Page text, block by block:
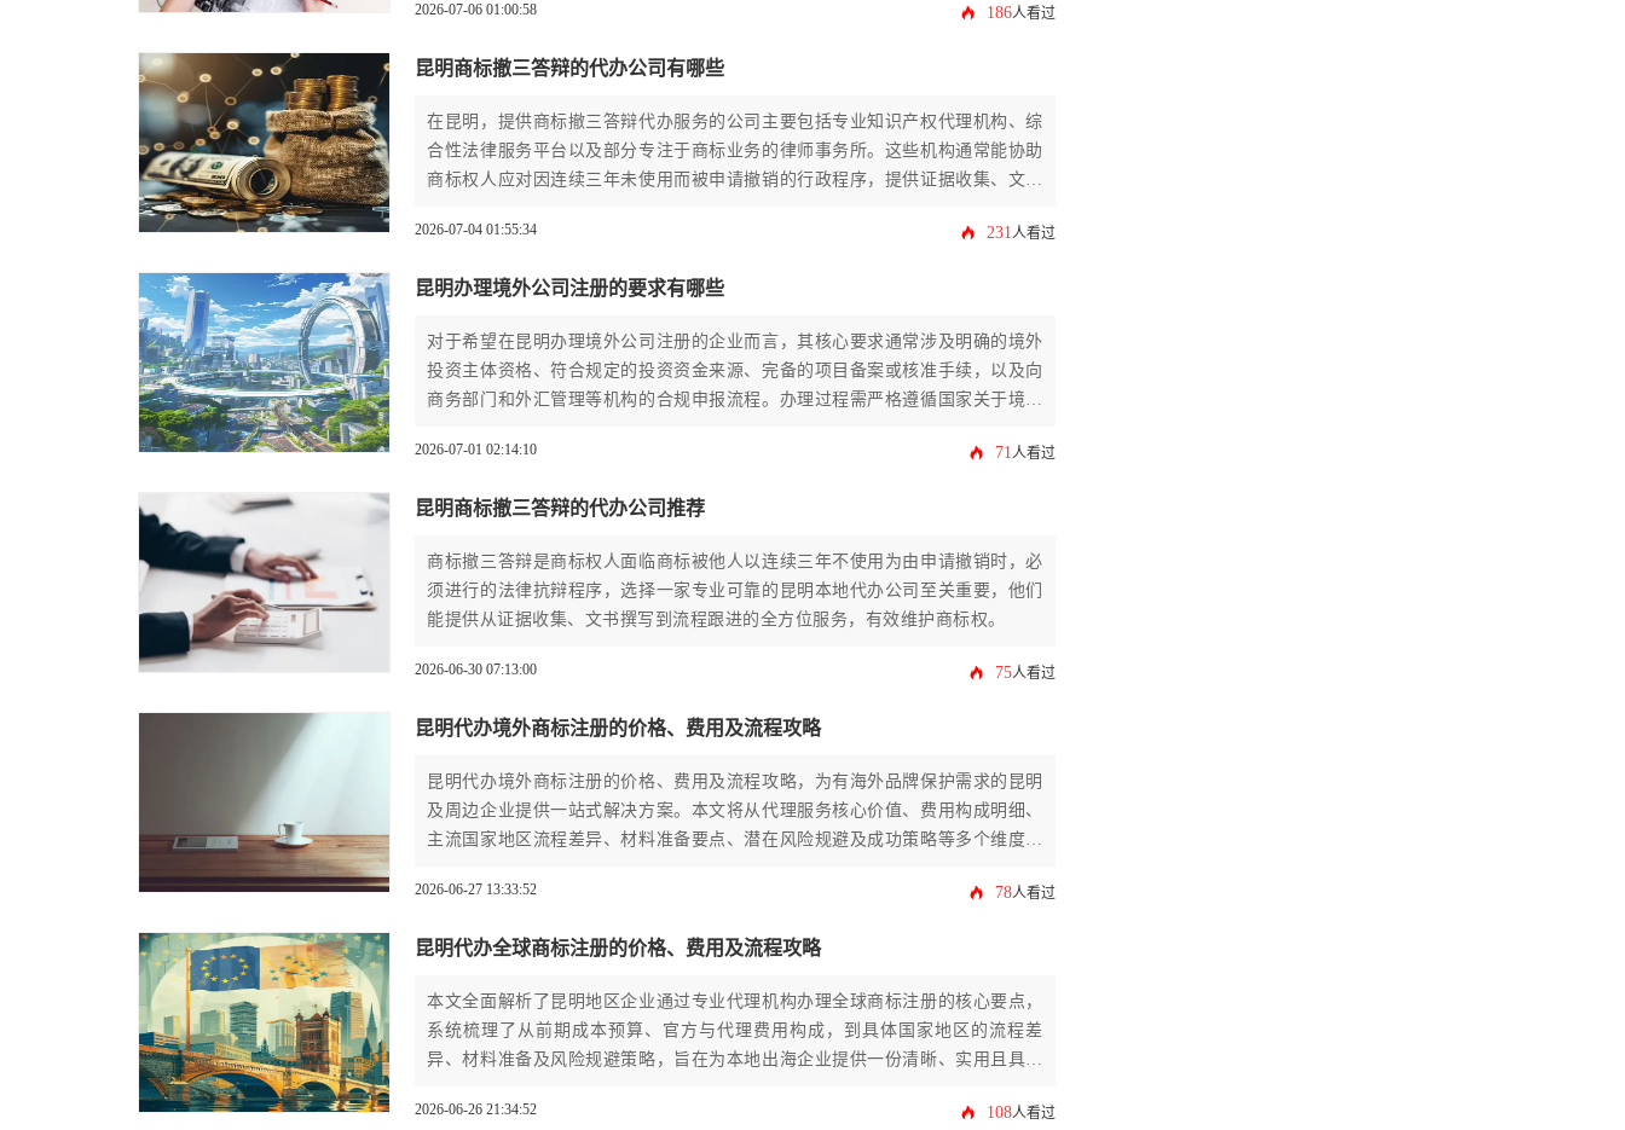
2026-07-06 01:00:58 186人看过
昆明商标撤三答辩的代办公司有哪些
在昆明，提供商标撤三答辩代办服务的公司主要包括专业知识产权代理机构、综
合性法律服务平台以及部分专注于商标业务的律师事务所。这些机构通常能协助
商标权人应对因连续三年未使用而被申请撤销的行政程序，提供证据收集、文书
案例、服务透明度及本地化支持能力。
2026-07-04 01:55:34 231人看过
昆明办理境外公司注册的要求有哪些
对于希望在昆明办理境外公司注册的企业而言，其核心要求通常涉及明确的境外
投资主体资格、符合规定的投资资金来源、完备的项目备案或核准手续，以及向
商务部门和外汇管理等机构的合规申报流程。办理过程需严格遵循国家关于境外
2026-07-01 02:14:10 71人看过
昆明商标撤三答辩的代办公司推荐
商标撤三答辩是商标权人面临商标被他人以连续三年不使用为由申请撤销时，必
须进行的法律抗辩程序，选择一家专业可靠的昆明本地代办公司至关重要，他们
能提供从证据收集、文书撰写到流程跟进的全方位服务，有效维护商标权。
2026-06-30 07:13:00 75人看过
昆明代办境外商标注册的价格、费用及流程攻略
昆明代办境外商标注册的价格、费用及流程攻略，为有海外品牌保护需求的昆明
及周边企业提供一站式解决方案。本文将从代理服务核心价值、费用构成明细、
主流国家地区流程差异、材料准备要点、潜在风险规避及成功策略等多个维度，
2026-06-27 13:33:52 78人看过
昆明代办全球商标注册的价格、费用及流程攻略
本文全面解析了昆明地区企业通过专业代理机构办理全球商标注册的核心要点，
系统梳理了从前期成本预算、官方与代理费用构成，到具体国家地区的流程差
异、材料准备及风险规避策略，旨在为本地出海企业提供一份清晰、实用且具备
2026-06-26 21:34:52 108人看过